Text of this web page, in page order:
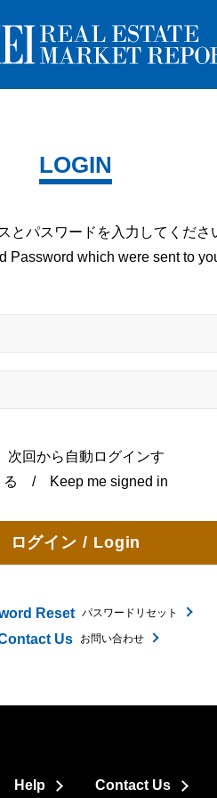
LOGIN
とパスワードを 入力してくださ
Password which were sent to
次回から自動ログインす
る / Keep me signed in
Reset パスワードリセット
Us お問い合わせ
Help Contact Us